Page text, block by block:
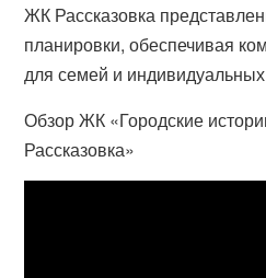
ЖК Рассказовка
планировки, обеспечивая
для семей и
Обзор ЖК «Городские
Рассказовка»